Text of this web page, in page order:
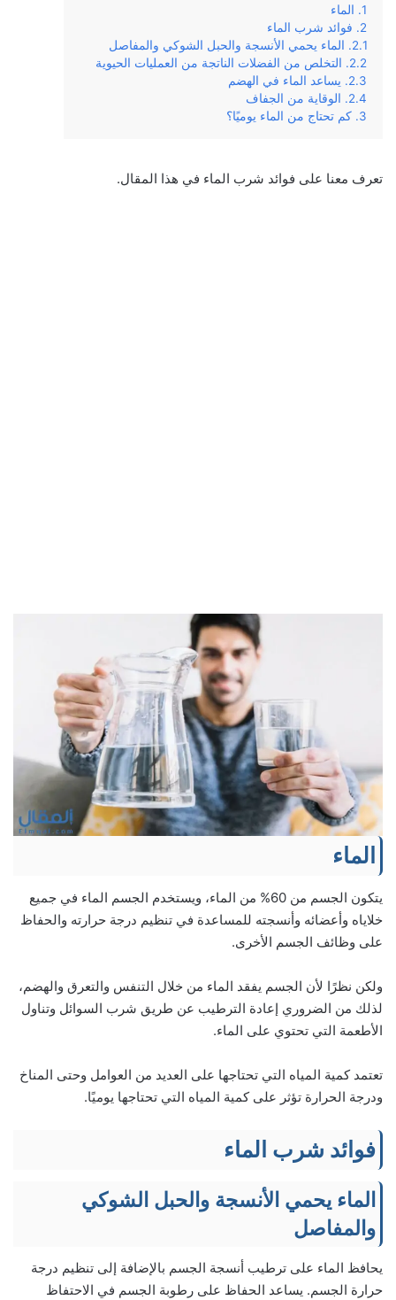
الماء
فوائد شرب الماء
الماء يحمي الأنسجة والحبل الشوكي والمفاصل
التخلص من الفضلات الناتجة من العمليات الحيوية
يساعد الماء في الهضم
الوقاية من الجفاف
كم تحتاج من الماء يوميًا؟
تعرف معنا على فوائد شرب الماء في هذا المقال.
الماء
يتكون الجسم من 60% من الماء، ويستخدم الجسم الماء في جميع
خلاياه وأعضائه وأنسجته للمساعدة في تنظيم درجة حرارته والحفاظ
على وظائف الجسم الأخرى.
ولكن نظرًا لأن الجسم يفقد الماء من خلال التنفس والتعرق والهضم،
لذلك من الضروري إعادة الترطيب عن طريق شرب السوائل وتناول
الأطعمة التي تحتوي على الماء.
تعتمد كمية المياه التي تحتاجها على العديد من العوامل وحتى المناخ
ودرجة الحرارة تؤثر على كمية المياه التي تحتاجها يوميًا.
فوائد شرب الماء
الماء يحمي الأنسجة والحبل الشوكي
والمفاصل
يحافظ الماء على ترطيب أنسجة الجسم بالإضافة إلى تنظيم درجة
حرارة الجسم. يساعد الحفاظ على رطوبة الجسم في الاحتفاظ